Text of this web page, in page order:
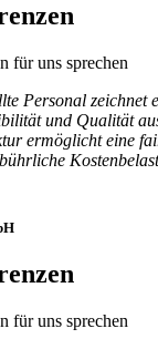
für uns sprechen
Personal zeichnet
und Qualität
ermöglicht eine
für uns sprechen